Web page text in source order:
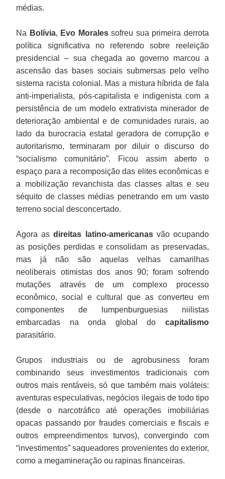
médias.
Na Bolívia, Evo Moralessofreu sua primeira derrota
política significativa no referendo sobre reeleição
presidencial – sua chegada ao governo marcou a
ascensão das bases sociais submersas pelo velho
sistema racista colonial. Mas a mistura híbrida de fala
anti-imperialista, pós-capitalista e indigenista com a
persistência de um modelo extrativista minerador de
deterioração ambiental e de comunidades rurais, ao
lado da burocracia estatal geradora de corrupção e
autoritarismo, terminaram por diluir o discurso do
“socialismo comunitário”. Ficou assim aberto o
espaço para a recomposição das elites econômicas e
a mobilização revanchista das classes altas e seu
séquito de classes médias penetrando em um vasto
terreno social desconcertado.
Agora asdireitas latino-americanasvão ocupando
as posições perdidas e consolidam as preservadas,
mas já não são aquelas velhas camarilhas
neoliberais otimistas dos anos 90; foram sofrendo
mutações através de um complexo processo
econômico, social e cultural que as converteu em
componentes de lumpenburguesias niilistas
embarcadas na onda global do capitalismo
parasitário.
Grupos industriais ou de agrobusiness foram
combinando seus investimentos tradicionais com
outros mais rentáveis, só que também mais voláteis:
aventuras especulativas, negócios ilegais de todo tipo
(desde o narcotráfico até operações imobiliárias
opacas passando por fraudes comerciais e fiscais e
outros empreendimentos turvos), convergindo com
“investimentos” saqueadores provenientes do exterior,
como a megamineração ou rapinas financeiras.